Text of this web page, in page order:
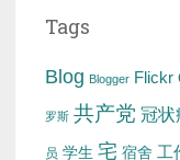
Tags
Blog Blogger Flickr
罗斯 共产党 冠状
员 学生 宅 宿舍 工